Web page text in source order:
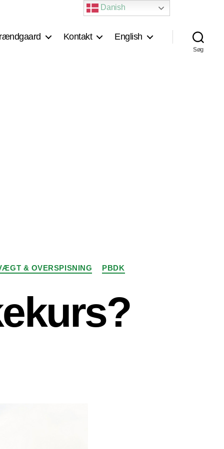
Kontakt English
Søg
& OVERSPISNING PBDK
Danish